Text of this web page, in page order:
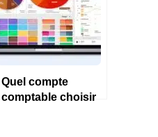
Quel compte
comptable choisir